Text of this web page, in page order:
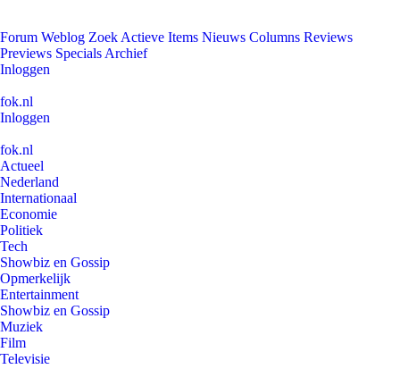
Forum Weblog Zoek Actieve Items Nieuws Columns Reviews
Previews Specials Archief
Inloggen
fok.nl
Inloggen
fok.nl
Actueel
Nederland
Internationaal
Economie
Politiek
Tech
Showbiz en Gossip
Opmerkelijk
Entertainment
Showbiz en Gossip
Muziek
Film
Televisie